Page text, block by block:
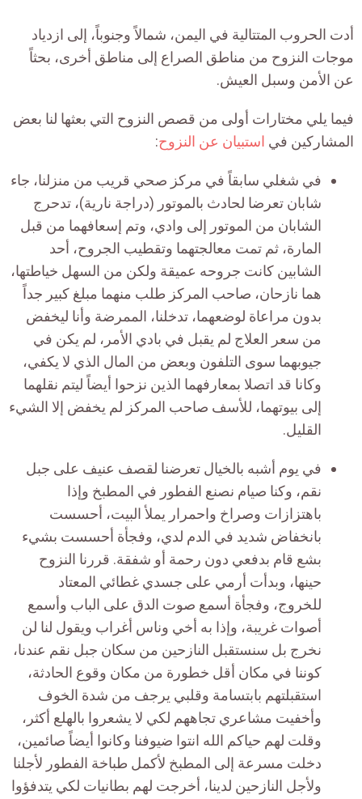
أدت الحروب المتتالية في اليمن، شمالاً وجنوباً، إلى ازدياد
موجات النزوح من مناطق الصراع إلى مناطق أخرى، بحثاً
عن الأمن وسبل العيش.
فيما يلي مختارات أولى من قصص النزوح التي بعثها لنا بعض
المشاركين في استبيان عن النزوح:
في شغلي سابقاً في مركز صحي قريب من منزلنا، جاء
شابان تعرضا لحادث بالموتور (دراجة نارية)، تدحرج
الشابان من الموتور إلى وادي، وتم إسعافهما من قبل
المارة، ثم تمت معالجتهما وتقطيب الجروح، أحد
الشابين كانت جروحه عميقة ولكن من السهل خياطتها،
هما نازحان، صاحب المركز طلب منهما مبلغ كبير جداً
بدون مراعاة لوضعهما، تدخلنا، الممرضة وأنا ليخفض
من سعر العلاج لم يقبل في بادي الأمر، لم يكن في
جيوبهما سوى التلفون وبعض من المال الذي لا يكفي،
وكانا قد اتصلا بمعارفهما الذين نزحوا أيضاً ليتم نقلهما
إلى بيوتهما، للأسف صاحب المركز لم يخفض إلا الشيء
القليل.
في يوم أشبه بالخيال تعرضنا لقصف عنيف على جبل
نقم، وكنا صيام نصنع الفطور في المطبخ وإذا
باهتزازات وصراخ واحمرار يملأ البيت، أحسست
بانخفاض شديد في الدم لدي، وفجأة أحسست بشيء
بشع قام بدفعي دون رحمة أو شفقة. قررنا النزوح
حينها، وبدأت أرمي على جسدي غطائي المعتاد
للخروج، وفجأة أسمع صوت الدق على الباب وأسمع
أصوات غريبة، وإذا به أخي وناس أغراب ويقول لنا لن
نخرج بل سنستقبل النازحين من سكان جبل نقم عندنا،
كوننا في مكان أقل خطورة من مكان وقوع الحادثة،
استقبلتهم بابتسامة وقلبي يرجف من شدة الخوف
وأخفيت مشاعري تجاههم لكي لا يشعروا بالهلع أكثر،
وقلت لهم حياكم الله انتوا ضيوفنا وكانوا أيضاً صائمين،
دخلت مسرعة إلى المطبخ لأكمل طباخة الفطور لأجلنا
ولأجل النازحين لدينا، أخرجت لهم بطانيات لكي يتدفؤوا